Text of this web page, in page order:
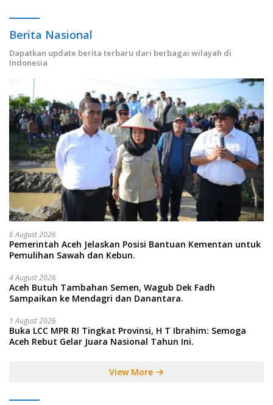
Berita Nasional
Dapatkan update berita terbaru dari berbagai wilayah di
Indonesia
6 August 2026
Pemerintah Aceh Jelaskan Posisi Bantuan Kementan untuk
Pemulihan Sawah dan Kebun.
4 August 2026
Aceh Butuh Tambahan Semen, Wagub Dek Fadh
Sampaikan ke Mendagri dan Danantara.
1 August 2026
Buka LCC MPR RI Tingkat Provinsi, H T Ibrahim: Semoga
Aceh Rebut Gelar Juara Nasional Tahun Ini.
View More